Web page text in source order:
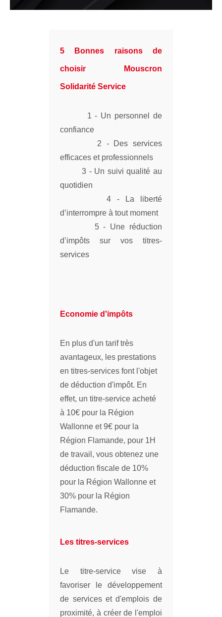
5 Bonnes raisons de
choisir Mouscron
Solidarité Service
1 - Un personnel de
confiance
2 - Des services
efficaces et professionnels
3 - Un suivi qualité au
quotidien
4 - La liberté
d’interrompre à tout moment
5 - Une réduction
d’impôts sur vos titres-
services
Economie d'impôts
En plus d'un tarif très
avantageux, les prestations
en titres-services font l'objet
de déduction d'impôt. En
effet, un titre-service acheté
à 10€ pour la Région
Wallonne et 9€ pour la
Région Flamande, pour 1H
de travail, vous obtenez une
déduction fiscale de 10%
pour la Région Wallonne et
30% pour la Région
Flamande.
Les titres-services
Le titre-service vise à
favoriser le développement
de services et d'emplois de
proximité, à créer de l'emploi